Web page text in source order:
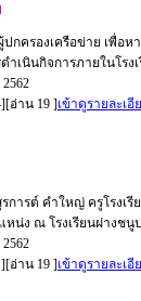
ปกครองเครือข่าย เพื่อห
ำเนินกิจการภายในโรง
อ่าน 19 ]เข้าดูรายละเอี
การต์ คำใหญ่ ครูโรงเรี
หน่ง ณ โรงเรียนฝางชนู
อ่าน 19 ]เข้าดูรายละเอี